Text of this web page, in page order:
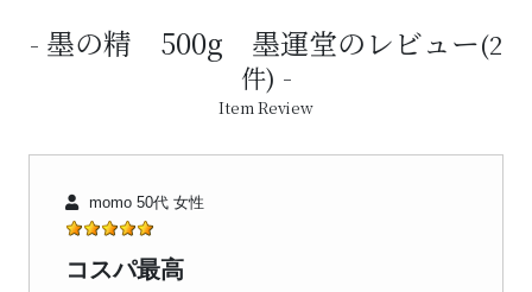
墨の精 500g 墨運堂のレビュー(2
件)
Item Review
momo 50代 女性
コスパ最高